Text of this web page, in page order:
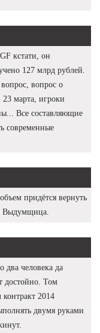
кстати, он
127 млрд рублей.
вопрос о
марта, игроки
Все составляющие
современные
придётся вернуть
Выдумщица.
два человека да
достойно. Том
2014
двумя руками